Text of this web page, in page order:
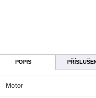
POPIS
Motor